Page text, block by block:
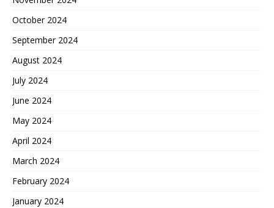
October 2024
September 2024
August 2024
July 2024
June 2024
May 2024
April 2024
March 2024
February 2024
January 2024